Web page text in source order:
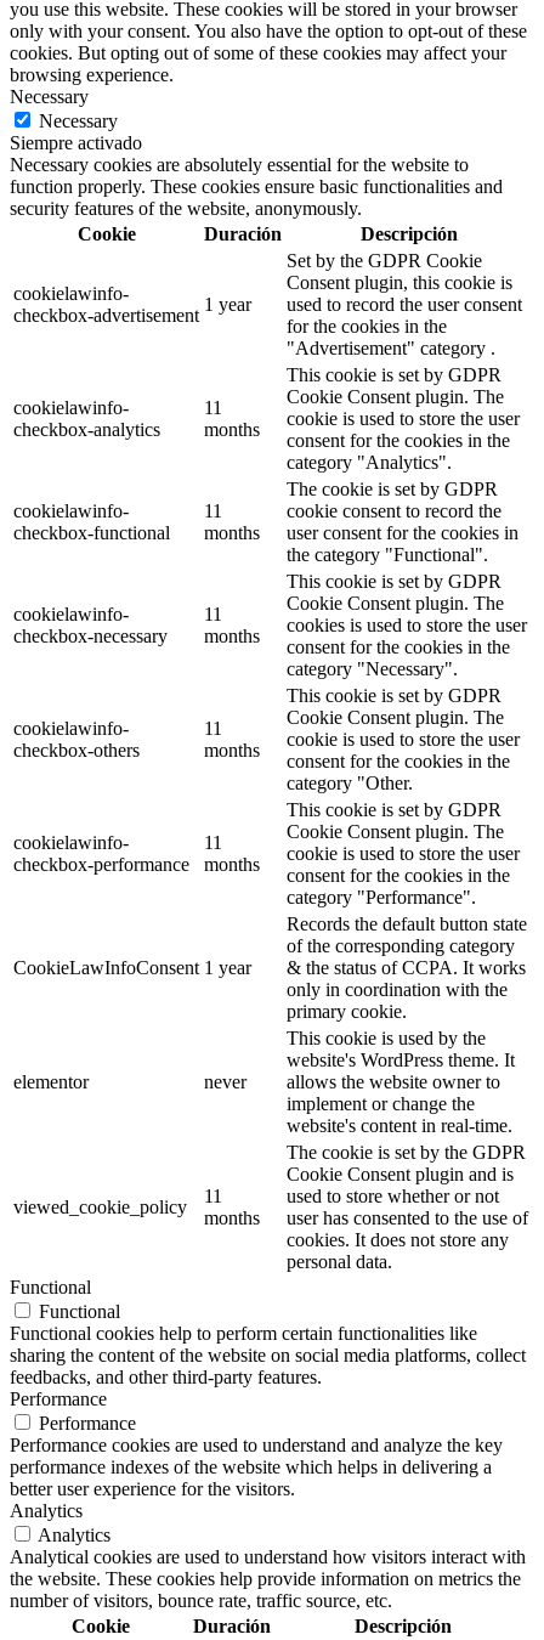
you use this website. These cookies will be stored in your browser
only with your consent. You also have the option to opt-out of these
cookies. But opting out of some of these cookies may affect your
browsing experience.
Necessary
Necessary
Siempre activado
Necessary cookies are absolutely essential for the website to
function properly. These cookies ensure basic functionalities and
security features of the website, anonymously.
Cookie
Duración Descripción
cookielawinfo-
checkbox-advertisement
1 year
Set by the GDPR Cookie
Consent plugin, this cookie is
used to record the user consent
for the cookies in the
"Advertisement" category .
cookielawinfo-
checkbox-analytics
11
months
This cookie is set by GDPR
Cookie Consent plugin. The
cookie is used to store the user
consent for the cookies in the
category "Analytics".
cookielawinfo-
checkbox-functional
11
months
The cookie is set by GDPR
cookie consent to record the
user consent for the cookies in
the category "Functional".
cookielawinfo-
checkbox-necessary
11
months
This cookie is set by GDPR
Cookie Consent plugin. The
cookies is used to store the user
consent for the cookies in the
category "Necessary".
cookielawinfo-
checkbox-others
11
months
This cookie is set by GDPR
Cookie Consent plugin. The
cookie is used to store the user
consent for the cookies in the
category "Other.
cookielawinfo-
checkbox-performance
11
months
This cookie is set by GDPR
Cookie Consent plugin. The
cookie is used to store the user
consent for the cookies in the
category "Performance".
CookieLawInfoConsent 1 year
Records the default button state
of the corresponding category
& the status of CCPA. It works
only in coordination with the
primary cookie.
elementor never
This cookie is used by the
website's WordPress theme. It
allows the website owner to
implement or change the
website's content in real-time.
viewed_cookie_policy
11
months
The cookie is set by the GDPR
Cookie Consent plugin and is
used to store whether or not
user has consented to the use of
cookies. It does not store any
personal data.
Functional
Functional
Functional cookies help to perform certain functionalities like
sharing the content of the website on social media platforms, collect
feedbacks, and other third-party features.
Performance
Performance
Performance cookies are used to understand and analyze the key
performance indexes of the website which helps in delivering a
better user experience for the visitors.
Analytics
Analytics
Analytical cookies are used to understand how visitors interact with
the website. These cookies help provide information on metrics the
number of visitors, bounce rate, traffic source, etc.
Cookie
Duración Descripción